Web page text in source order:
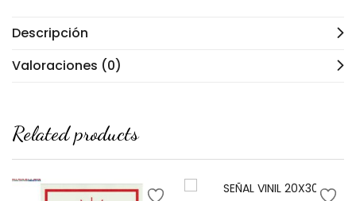
Descripción
Valoraciones (0)
Related products